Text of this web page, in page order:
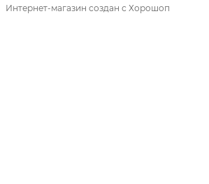
Интернет-магазин создан с Хорошоп